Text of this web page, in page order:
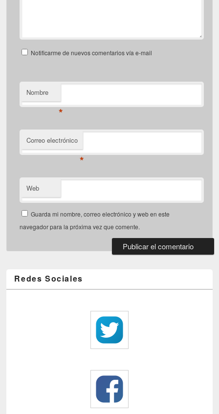
Notificarme de nuevos comentarios vía e-mail
Nombre
*
Correo electrónico
*
Web
Guarda mi nombre, correo electrónico y web en este
navegador para la próxima vez que comente.
Redes Sociales